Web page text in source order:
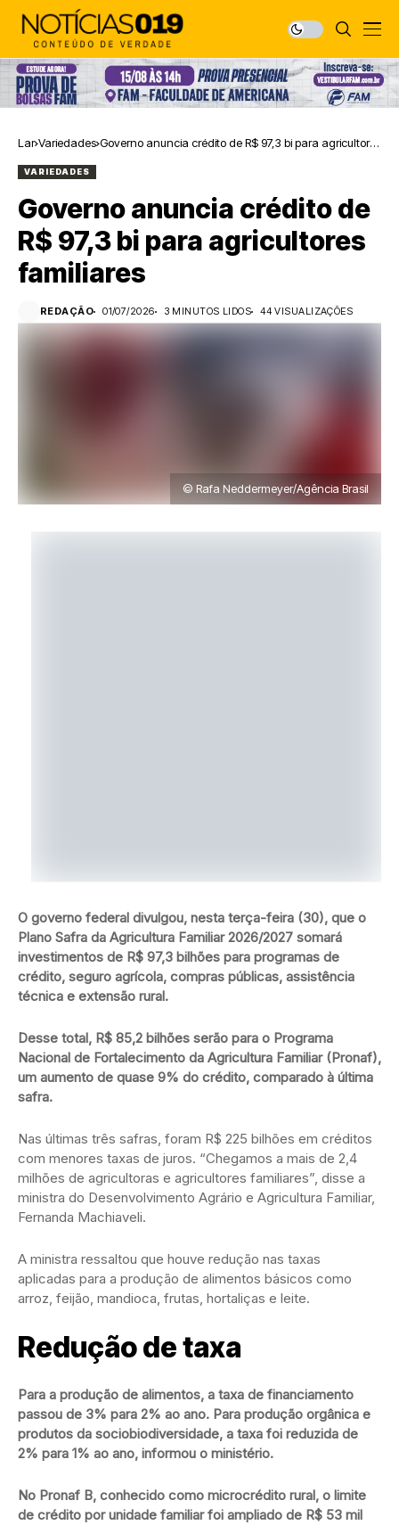
Lar Variedades Governo anuncia crédito de R$ 97,3 bi para agricultores
VARIEDADES
Governo anuncia crédito de
R$ 97,3 bi para agricultores
familiares
REDAÇÃO 01/07/2026 3 MINUTOS LIDOS 44 VISUALIZAÇÕES
© Rafa Neddermeyer/Agência Brasil
O governo federal divulgou, nesta terça-feira (30), que o
Plano Safra da Agricultura Familiar 2026/2027 somará
investimentos de R$ 97,3 bilhões para programas de
crédito, seguro agrícola, compras públicas, assistência
técnica e extensão rural.
Desse total, R$ 85,2 bilhões serão para o Programa
Nacional de Fortalecimento da Agricultura Familiar (Pronaf),
um aumento de quase 9% do crédito, comparado à última
safra.
Nas últimas três safras, foram R$ 225 bilhões em créditos
com menores taxas de juros. “Chegamos a mais de 2,4
milhões de agricultoras e agricultores familiares”, disse a
ministra do Desenvolvimento Agrário e Agricultura Familiar,
Fernanda Machiaveli.
A ministra ressaltou que houve redução nas taxas
aplicadas para a produção de alimentos básicos como
arroz, feijão, mandioca, frutas, hortaliças e leite.
Redução de taxa
Para a produção de alimentos, a taxa de financiamento
passou de 3% para 2% ao ano. Para produção orgânica e
produtos da sociobiodiversidade, a taxa foi reduzida de
2% para 1% ao ano, informou o ministério.
No Pronaf B, conhecido como microcrédito rural, o limite
de crédito por unidade familiar foi ampliado de R$ 53 mil